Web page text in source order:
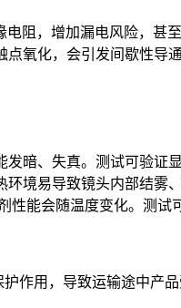
阻，增加漏电风险，甚
氧化，会引发间歇性导
暗、失真。测试可验证
境易导致镜头内部结雾
能会随温度变化。测
作用，导致运输途中产